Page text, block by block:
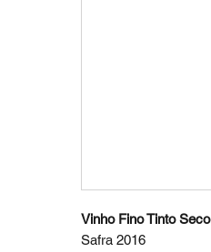
Vinho Fino Tinto Seco
Safra 2016